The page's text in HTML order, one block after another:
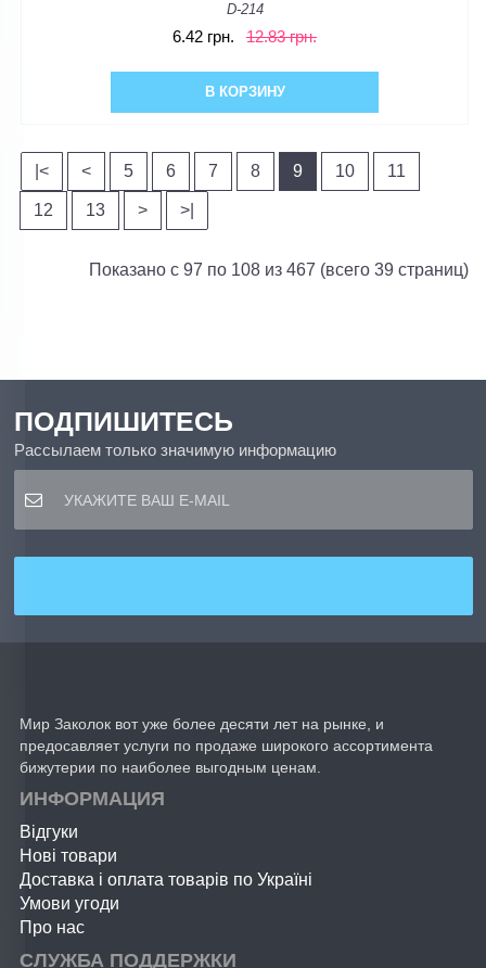
D-214
6.42 грн. 12.83 грн.
В КОРЗИНУ
|< < 5 6 7 8 9 10 11
12 13 > >|
Показано с 97 по 108 из 467 (всего 39 страниц)
ПОДПИШИТЕСЬ
Рассылаем только значимую информацию
Мир Заколок вот уже более десяти лет на рынке, и
предосавляет услуги по продаже широкого ассортимента
бижутерии по наиболее выгодным ценам.
ИНФОРМАЦИЯ
Відгуки
Нові товари
Доставка і оплата товарів по Україні
Умови угоди
Про нас
СЛУЖБА ПОДДЕРЖКИ